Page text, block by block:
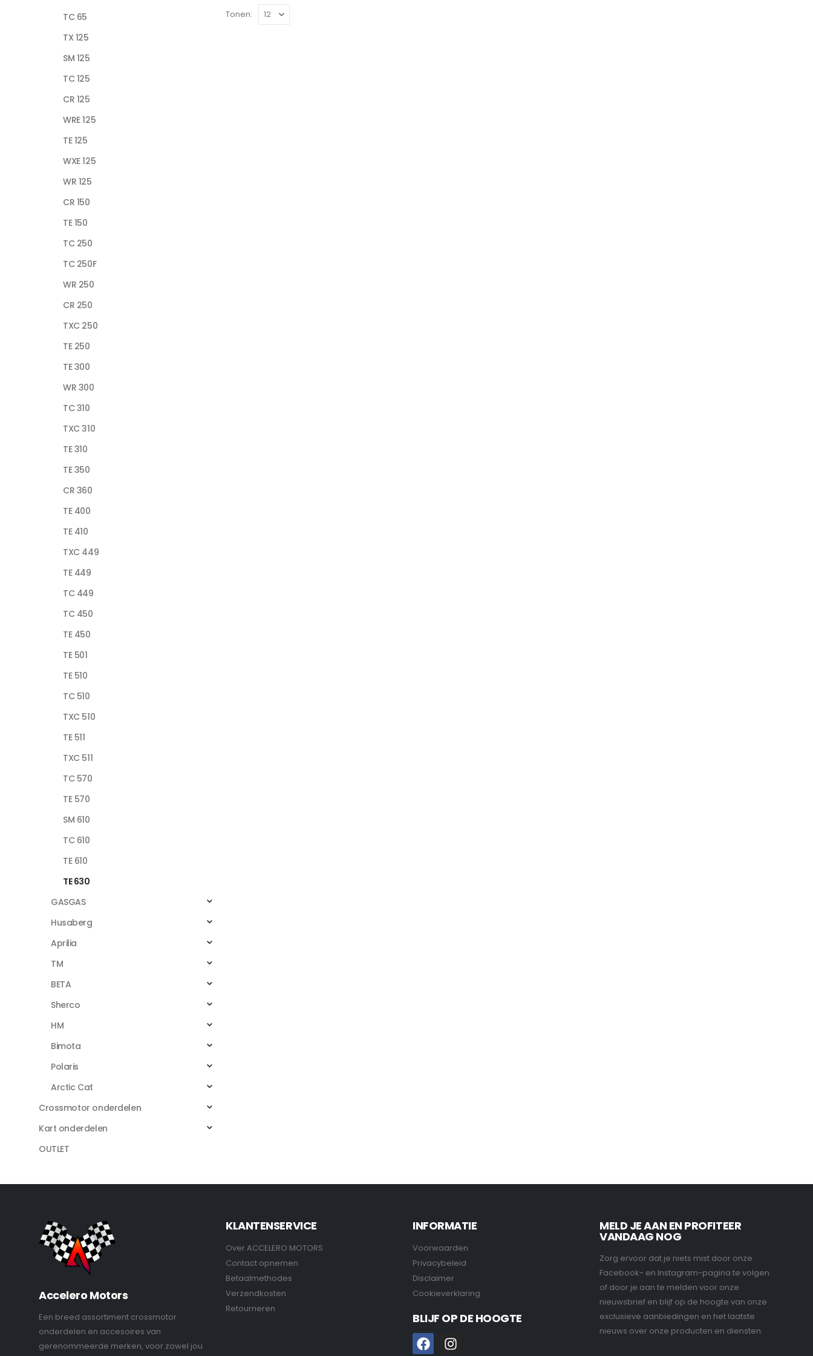
Tonen:
TC 65
TX 125
SM 125
TC 125
CR 125
WRE 125
TE 125
WXE 125
WR 125
CR 150
TE 150
TC 250
TC 250F
WR 250
CR 250
TXC 250
TE 250
TE 300
WR 300
TC 310
TXC 310
TE 310
TE 350
CR 360
TE 400
TE 410
TXC 449
TE 449
TC 449
TC 450
TE 450
TE 501
TE 510
TC 510
TXC 510
TE 511
TXC 511
TC 570
TE 570
SM 610
TC 610
TE 610
TE 630
GASGAS
Husaberg
Aprilia
TM
BETA
Sherco
HM
Bimota
Polaris
Arctic Cat
Crossmotor onderdelen
Kart onderdelen
OUTLET
Accelero Motors
Een breed assortiment crossmotor
onderdelen en accesoires van
gerenommeerde merken, voor zowel jou
KLANTENSERVICE
Over ACCELERO MOTORS
Contact opnemen
Betaalmethodes
Verzendkosten
Retourneren
INFORMATIE
Voorwaarden
Privacybeleid
Disclaimer
Cookieverklaring
BLIJF OP DE HOOGTE
MELD JE AAN EN PROFITEER
VANDAAG NOG
Zorg ervoor dat je niets mist door onze
Facebook- en Instagram-pagina te volgen
of door je aan te melden voor onze
nieuwsbrief en blijf op de hoogte van onze
exclusieve aanbiedingen en het laatste
nieuws over onze producten en diensten.